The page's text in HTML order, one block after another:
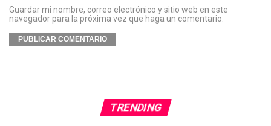
Guardar mi nombre, correo electrónico y sitio web en este
navegador para la próxima vez que haga un comentario.
TRENDING